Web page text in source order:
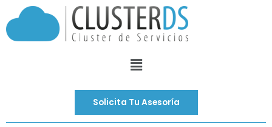
contenido
Menú
Solicita Tu Asesoría